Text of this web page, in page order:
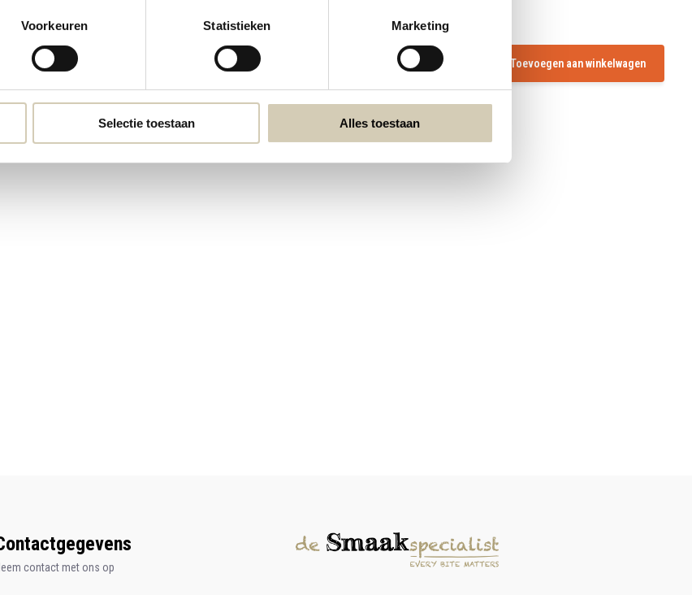
Voorkeuren Statistieken Marketing
Selectie toestaan Alles toestaan
bio Toevoegen aan winkelwagen
contact met ons op